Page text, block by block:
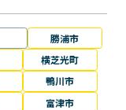
勝浦市
横芝光町
鴨川市
富津市